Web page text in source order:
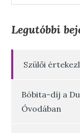
Legutóbbi
Szülői
Bóbita-díj a
Óvodában